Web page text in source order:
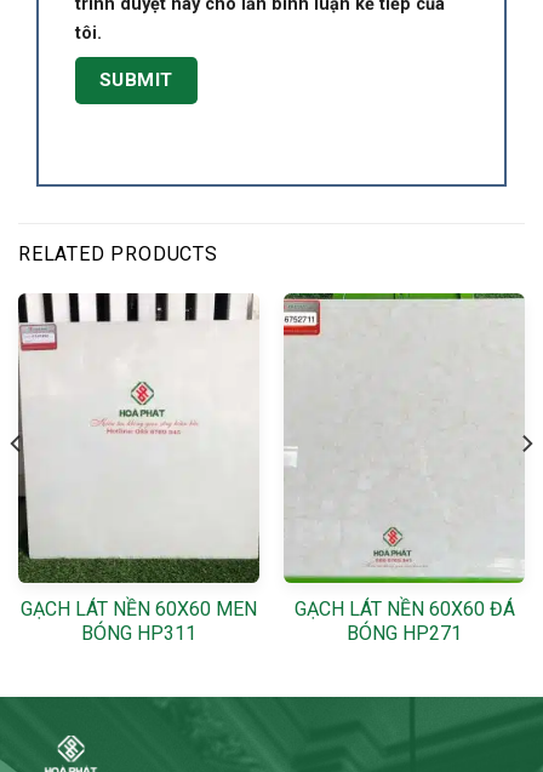
tôi.
RELATED PRODUCTS
GẠCH LÁT NỀN 60X60 MEN
BÓNG HP311
GẠCH LÁT NỀN 60X60 ĐÁ
BÓNG HP271